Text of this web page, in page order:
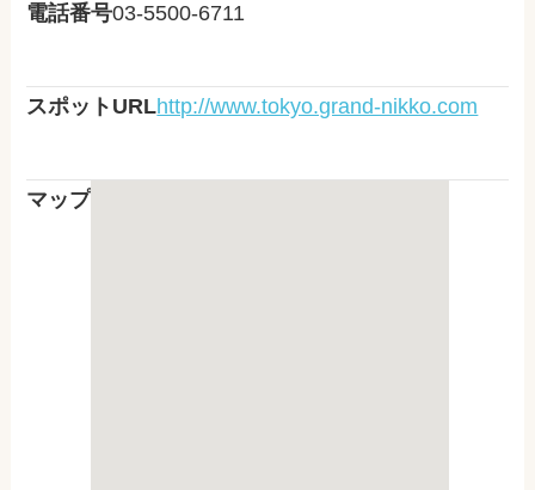
電話番号03-5500-6711
スポットURLhttp://www.tokyo.grand-nikko.com
マップ